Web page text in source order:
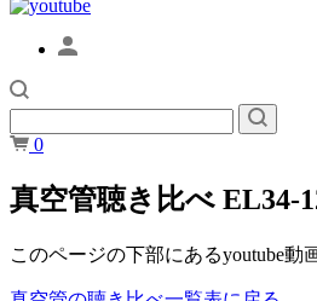
0
真空管聴き比べ EL34-
このページの下部にあるyoutube動